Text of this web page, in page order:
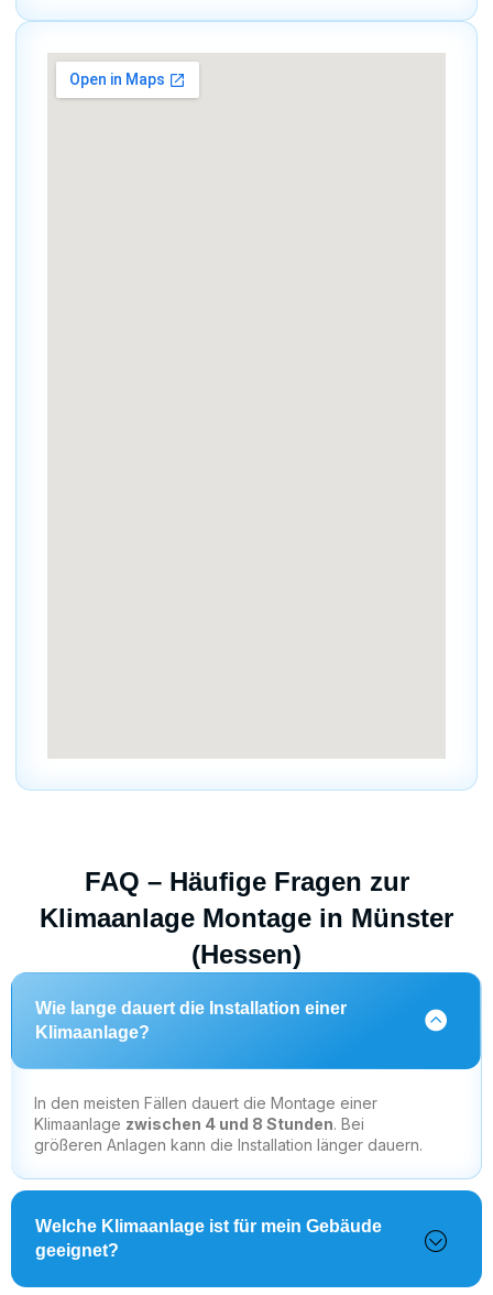
FAQ – Häufige Fragen zur
Klimaanlage Montage in Münster
(Hessen)
Wie lange dauert die Installation einer
Klimaanlage?
In den meisten Fällen dauert die Montage einer
Klimaanlage zwischen 4 und 8 Stunden. Bei
größeren Anlagen kann die Installation länger dauern.
Welche Klimaanlage ist für mein Gebäude
geeignet?